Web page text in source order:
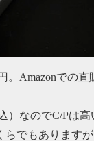
Amazonでの
なのでC/Pは高
でもありますが